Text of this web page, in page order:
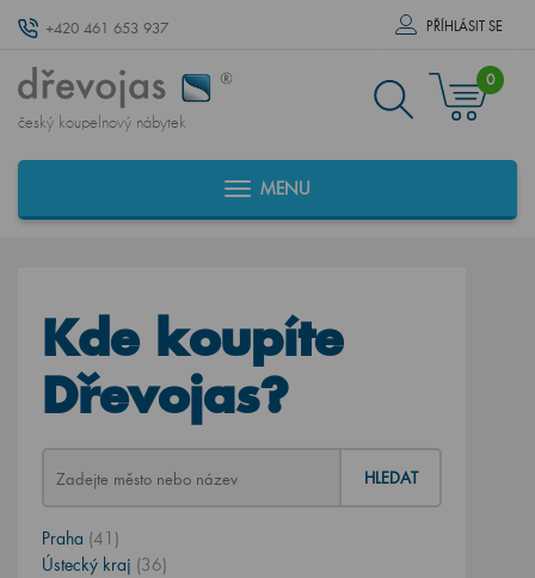
+420 461 653 937 PŘÍHLÁSIT SE
český koupelnový nábytek
0
MENU
Kde koupíte
Dřevojas?
HLEDAT
Praha (41)
Ústecký kraj (36)